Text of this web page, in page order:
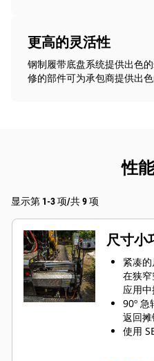
更高的灵活性
钢制履带底盘系统提供出色
修的部件可为承包商提供出色
性
显示第 1-3 项/共 9 项
尺寸小
紧凑
在狭
应用
90º 急
返回
使用